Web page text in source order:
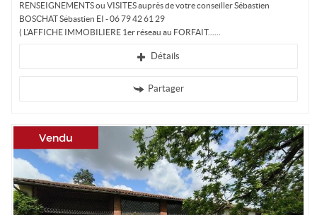
RENSEIGNEMENTS ou VISITES auprès de votre conseiller Sébastien
BOSCHAT Sébastien EI - 06 79 42 61 29
( L'AFFICHE IMMOBILIERE 1er réseau au FORFAIT...
Détails
Partager